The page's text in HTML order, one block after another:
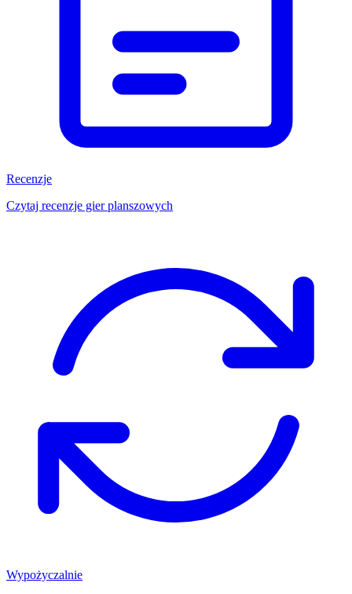
Recenzje
Czytaj recenzje gier planszowych
Wypożyczalnie